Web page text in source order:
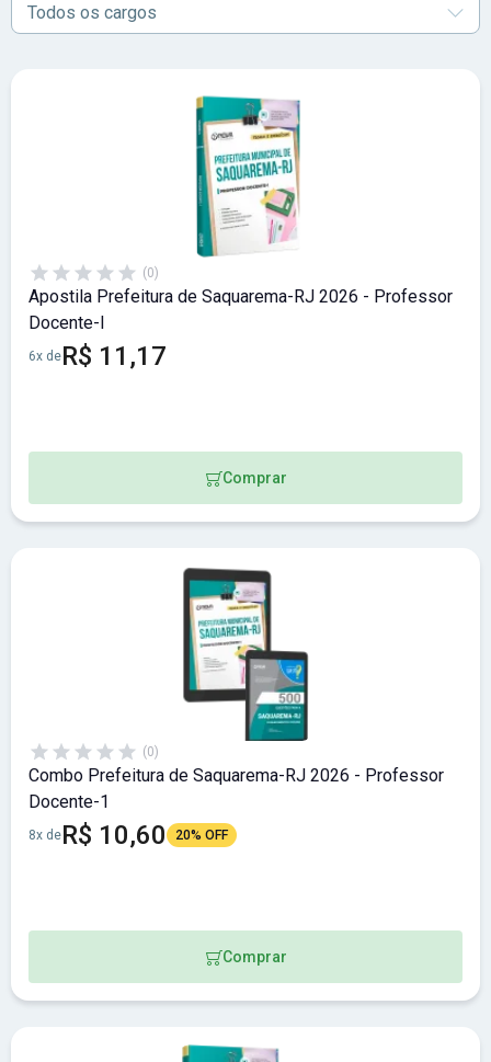
Todos os cargos
(0)
Apostila Prefeitura de Saquarema-RJ 2026 - Professor
Docente-I
6x deR$ 11,17
Comprar
(0)
Combo Prefeitura de Saquarema-RJ 2026 - Professor
Docente-1
8x deR$ 10,60 20% OFF
Comprar